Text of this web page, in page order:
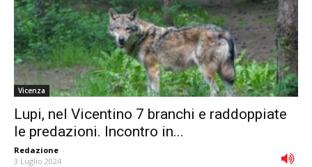
Vicenza
Lupi, nel Vicentino 7 branchi e raddoppiate
le predazioni. Incontro in...
Redazione -
3 Luglio 2024